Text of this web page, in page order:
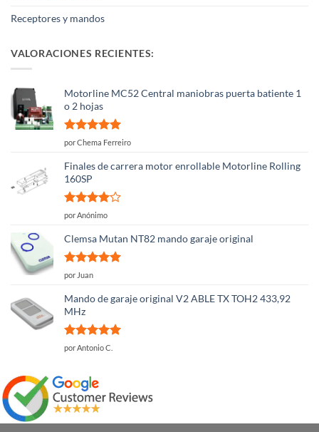
Receptores y mandos
VALORACIONES RECIENTES:
Motorline MC52 Central maniobras puerta batiente 1
o 2 hojas
Valorado
por Chema Ferreiro
Finales de carrera motor enrollable Motorline Rolling
160SP
Valorado
5
por Anónimo
Clemsa Mutan NT82 mando garaje original
Valorado
por Juan
Mando de garaje original V2 ABLE TX TOH2 433,92
MHz
Valorado
por Antonio C.